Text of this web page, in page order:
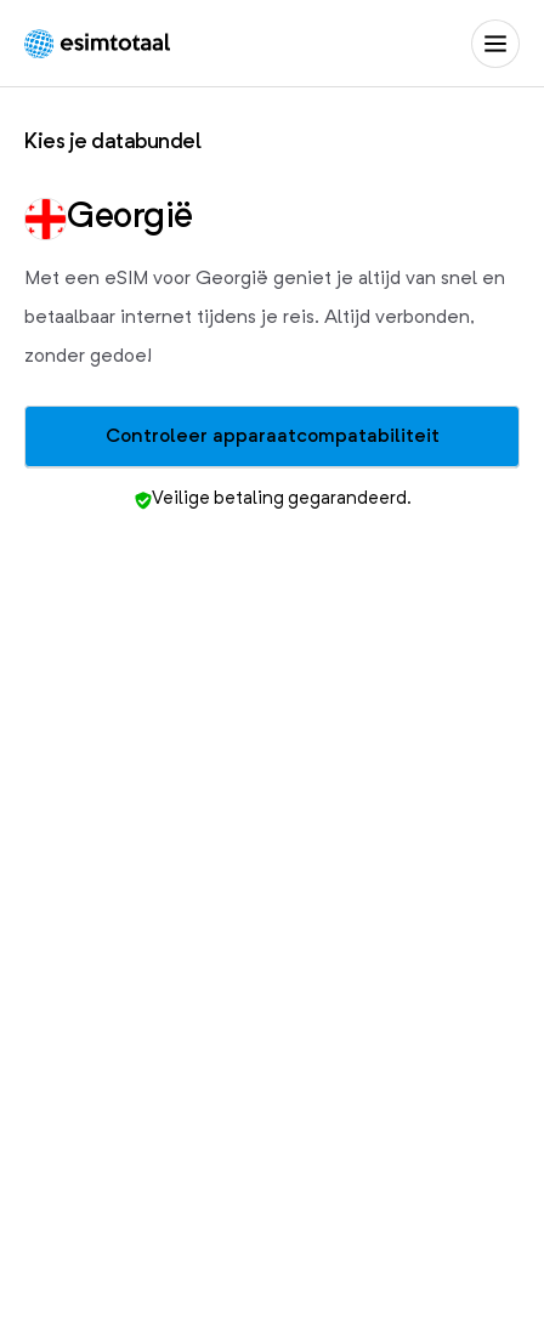
Kies je databundel
Georgië
Met een eSIM voor Georgië geniet je altijd van snel en
betaalbaar internet tijdens je reis. Altijd verbonden,
zonder gedoe!
Controleer apparaatcompatabiliteit
Veilige betaling gegarandeerd.